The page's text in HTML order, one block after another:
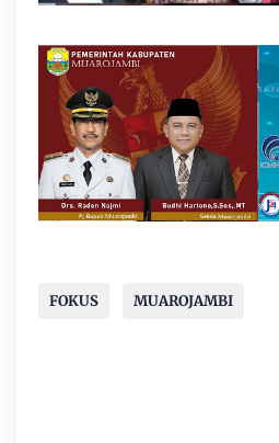
FOKUS MUAROJAMBI